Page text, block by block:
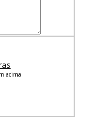
acima